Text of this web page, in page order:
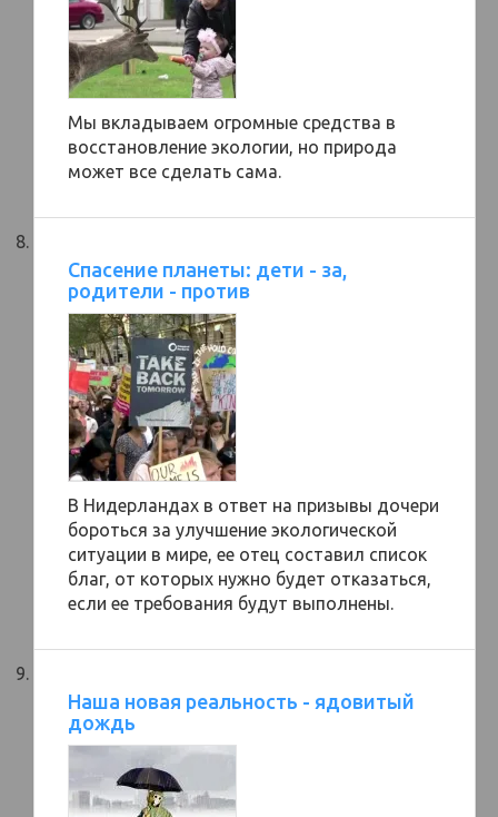
Мы вкладываем огромные средства в
восстановление экологии, но природа
может все сделать сама.
Спасение планеты: дети - за,
родители - против
В Нидерландах в ответ на призывы дочери
бороться за улучшение экологической
ситуации в мире, ее отец составил список
благ, от которых нужно будет отказаться,
если ее требования будут выполнены.
Наша новая реальность - ядовитый
дождь